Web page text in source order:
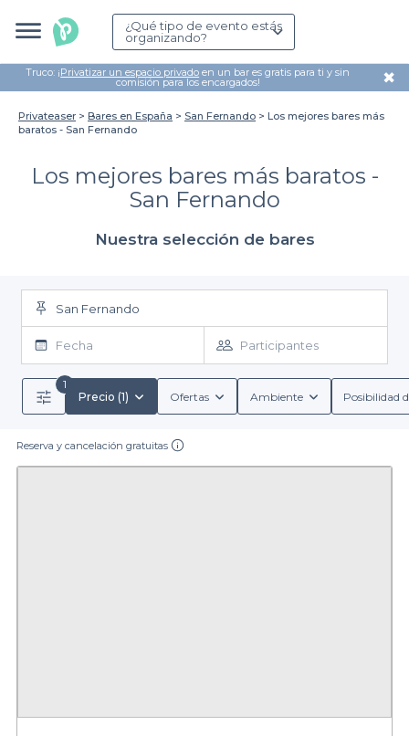
¿Qué tipo de evento estás
organizando?
Truco: ¡Privatizar un espacio privado en un bar es gratis para ti y sin
comisión para los encargados! ✖
Privateaser Bares en España San Fernando
Los mejores bares más
baratos - San Fernando
Los mejores bares más baratos -
San Fernando
Nuestra selección de bares
San Fernando
Fecha Participantes
1
Precio (1)
Ofertas Ambiente Posibilidad
Reserva y cancelación gratuitas